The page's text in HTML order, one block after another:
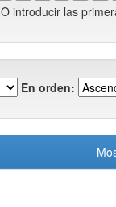
O introducir las
En orden: